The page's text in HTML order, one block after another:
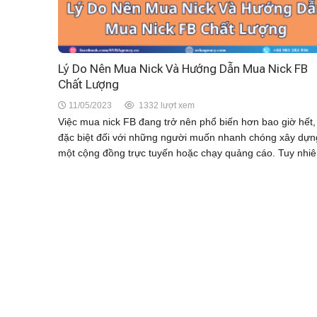
Lý Do Nên Mua Nick Và Hướng Dẫn Mua Nick FB
Chất Lượng
11/05/2023 1332 lượt xem
Việc mua nick FB đang trở nên phổ biến hơn bao giờ hết,
đặc biệt đối với những người muốn nhanh chóng xây
một cộng đồng trực tuyến hoặc chạy quảng cáo. Tuy